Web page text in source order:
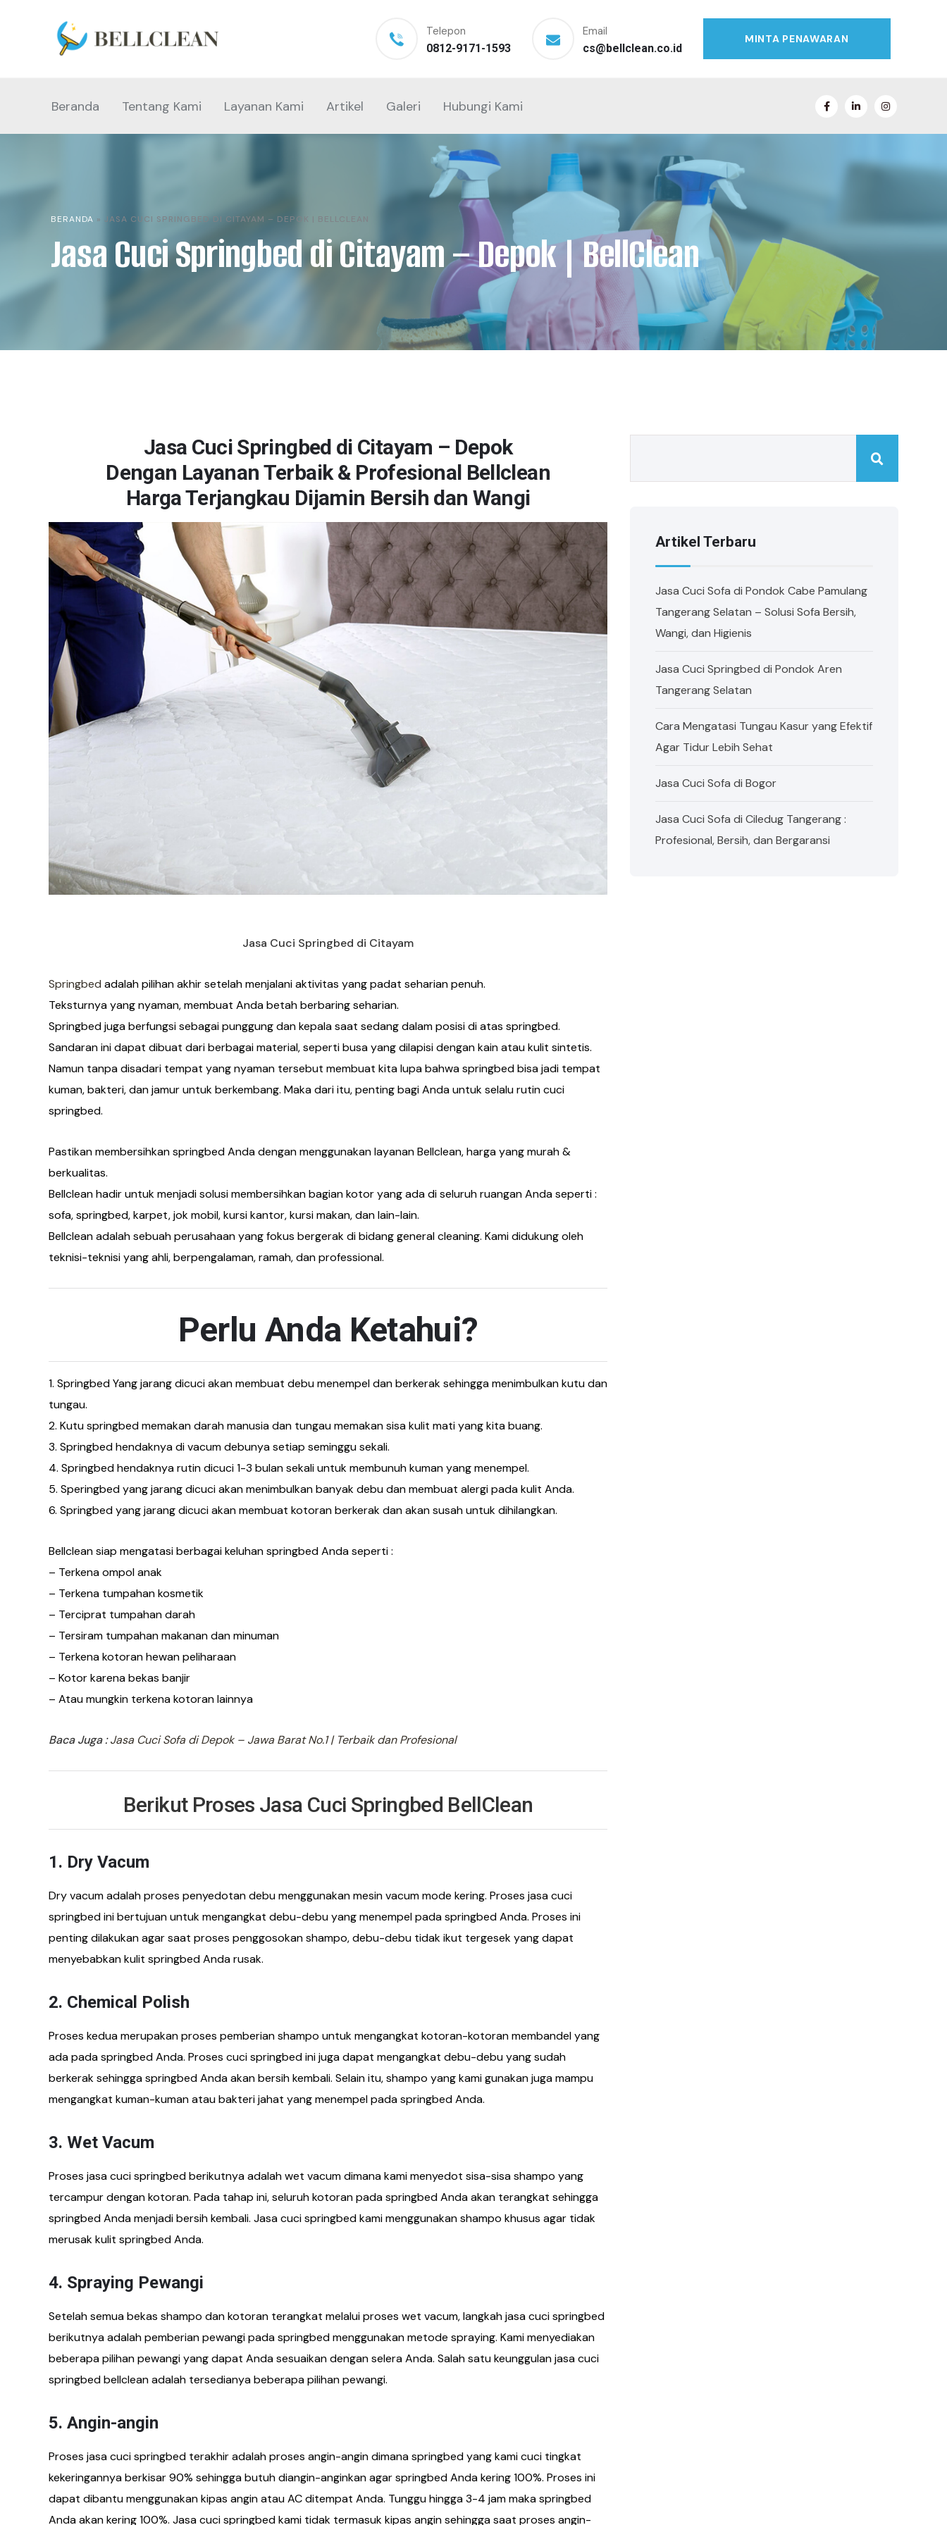
Telepon
0812-9171-1593
Email
cs@bellclean.co.id
MINTA PENAWARAN
Beranda Tentang Kami Layanan Kami Artikel Galeri Hubungi Kami
BERANDA » JASA CUCI SPRINGBED DI CITAYAM – DEPOK | BELLCLEAN
Jasa Cuci Springbed di Citayam – Depok | BellClean
Jasa Cuci Springbed di Citayam – Depok
Dengan Layanan Terbaik & Profesional Bellclean
Harga Terjangkau Dijamin Bersih dan Wangi
Jasa Cuci Springbed di Citayam
Springbed adalah pilihan akhir setelah menjalani aktivitas yang padat seharian penuh.
Teksturnya yang nyaman, membuat Anda betah berbaring seharian.
Springbed juga berfungsi sebagai punggung dan kepala saat sedang dalam posisi di atas springbed.
Sandaran ini dapat dibuat dari berbagai material, seperti busa yang dilapisi dengan kain atau kulit sintetis.
Namun tanpa disadari tempat yang nyaman tersebut membuat kita lupa bahwa springbed bisa jadi tempat
kuman, bakteri, dan jamur untuk berkembang. Maka dari itu, penting bagi Anda untuk selalu rutin cuci
springbed.
Pastikan membersihkan springbed Anda dengan menggunakan layanan Bellclean, harga yang murah &
berkualitas.
Bellclean hadir untuk menjadi solusi membersihkan bagian kotor yang ada di seluruh ruangan Anda seperti :
sofa, springbed, karpet, jok mobil, kursi kantor, kursi makan, dan lain-lain.
Bellclean adalah sebuah perusahaan yang fokus bergerak di bidang general cleaning. Kami didukung oleh
teknisi-teknisi yang ahli, berpengalaman, ramah, dan professional.
Perlu Anda Ketahui?
1. Springbed Yang jarang dicuci akan membuat debu menempel dan berkerak sehingga menimbulkan kutu dan
tungau.
2. Kutu springbed memakan darah manusia dan tungau memakan sisa kulit mati yang kita buang.
3. Springbed hendaknya di vacum debunya setiap seminggu sekali.
4. Springbed hendaknya rutin dicuci 1-3 bulan sekali untuk membunuh kuman yang menempel.
5. Speringbed yang jarang dicuci akan menimbulkan banyak debu dan membuat alergi pada kulit Anda.
6. Springbed yang jarang dicuci akan membuat kotoran berkerak dan akan susah untuk dihilangkan.
Bellclean siap mengatasi berbagai keluhan springbed Anda seperti :
– Terkena ompol anak
– Terkena tumpahan kosmetik
– Terciprat tumpahan darah
– Tersiram tumpahan makanan dan minuman
– Terkena kotoran hewan peliharaan
– Kotor karena bekas banjir
– Atau mungkin terkena kotoran lainnya
Baca Juga:Jasa Cuci Sofa di Depok – Jawa Barat No.1 | Terbaik dan Profesional
Berikut Proses Jasa Cuci Springbed BellClean
1. Dry Vacum
Dry vacum adalah proses penyedotan debu menggunakan mesin vacum mode kering. Proses jasa cuci
springbed ini bertujuan untuk mengangkat debu-debu yang menempel pada springbed Anda. Proses ini
penting dilakukan agar saat proses penggosokan shampo, debu-debu tidak ikut tergesek yang dapat
menyebabkan kulit springbed Anda rusak.
2. Chemical Polish
Proses kedua merupakan proses pemberian shampo untuk mengangkat kotoran-kotoran membandel yang
ada pada springbed Anda. Proses cuci springbed ini juga dapat mengangkat debu-debu yang sudah
berkerak sehingga springbed Anda akan bersih kembali. Selain itu, shampo yang kami gunakan juga mampu
mengangkat kuman-kuman atau bakteri jahat yang menempel pada springbed Anda.
3. Wet Vacum
Proses jasa cuci springbed berikutnya adalah wet vacum dimana kami menyedot sisa-sisa shampo yang
tercampur dengan kotoran. Pada tahap ini, seluruh kotoran pada springbed Anda akan terangkat sehingga
springbed Anda menjadi bersih kembali. Jasa cuci springbed kami menggunakan shampo khusus agar tidak
merusak kulit springbed Anda.
4. Spraying Pewangi
Setelah semua bekas shampo dan kotoran terangkat melalui proses wet vacum, langkah jasa cuci springbed
berikutnya adalah pemberian pewangi pada springbed menggunakan metode spraying. Kami menyediakan
beberapa pilihan pewangi yang dapat Anda sesuaikan dengan selera Anda. Salah satu keunggulan jasa cuci
springbed bellclean adalah tersedianya beberapa pilihan pewangi.
5. Angin-angin
Proses jasa cuci springbed terakhir adalah proses angin-angin dimana springbed yang kami cuci tingkat
kekeringannya berkisar 90% sehingga butuh diangin-anginkan agar springbed Anda kering 100%. Proses ini
dapat dibantu menggunakan kipas angin atau AC ditempat Anda. Tunggu hingga 3-4 jam maka springbed
Anda akan kering 100%. Jasa cuci springbed kami tidak termasuk kipas angin sehingga saat proses angin-
Artikel Terbaru
Jasa Cuci Sofa di Pondok Cabe Pamulang
Tangerang Selatan – Solusi Sofa Bersih,
Wangi, dan Higienis
Jasa Cuci Springbed di Pondok Aren
Tangerang Selatan
Cara Mengatasi Tungau Kasur yang Efektif
Agar Tidur Lebih Sehat
Jasa Cuci Sofa di Bogor
Jasa Cuci Sofa di Ciledug Tangerang :
Profesional, Bersih, dan Bergaransi